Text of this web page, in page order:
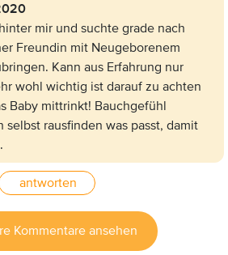
mir und suchte grade nach
Freundin mit Neugeborenem
Kann aus Erfahrung nur
wohl wichtig ist darauf zu achten
Baby mittrinkt! Bauchgefühl
selbst rausfinden was passt, damit
antworten
Kommentare ansehen